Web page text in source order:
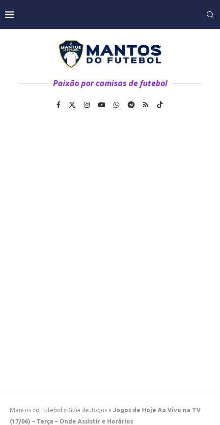
Paixão por camisas de futebol
Mantos do Futebol » Guia de Jogos » Jogos de Hoje Ao Vivo na TV
(17/06) – Terça – Onde Assistir e Horários